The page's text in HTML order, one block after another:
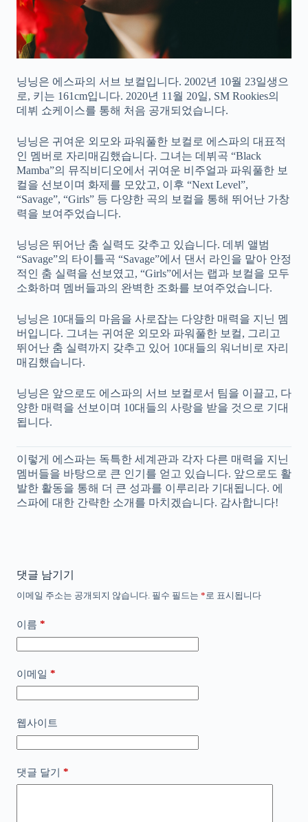
닝닝은 에스파의 서브 보컬입니다. 2002년 10월 23일생으
로, 키는 161cm입니다. 2020년 11월 20일, SM Rookies의
데뷔 쇼케이스를 통해 처음 공개되었습니다.
닝닝은 귀여운 외모와 파워풀한 보컬로 에스파의 대표적
인 멤버로 자리매김했습니다. 그녀는 데뷔곡 “Black
Mamba”의 뮤직비디오에서 귀여운 비주얼과 파워풀한 보
컬을 선보이며 화제를 모았고, 이후 “Next Level”,
“Savage”, “Girls” 등 다양한 곡의 보컬을 통해 뛰어난 가창
력을 보여주었습니다.
닝닝은 뛰어난 춤 실력도 갖추고 있습니다. 데뷔 앨범
“Savage”의 타이틀곡 “Savage”에서 댄서 라인을 맡아 안정
적인 춤 실력을 선보였고, “Girls”에서는 랩과 보컬을 모두
소화하며 멤버들과의 완벽한 조화를 보여주었습니다.
닝닝은 10대들의 마음을 사로잡는 다양한 매력을 지닌 멤
버입니다. 그녀는 귀여운 외모와 파워풀한 보컬, 그리고
뛰어난 춤 실력까지 갖추고 있어 10대들의 워너비로 자리
매김했습니다.
닝닝은 앞으로도 에스파의 서브 보컬로서 팀을 이끌고, 다
양한 매력을 선보이며 10대들의 사랑을 받을 것으로 기대
됩니다.
이렇게 에스파는 독특한 세계관과 각자 다른 매력을 지닌
멤버들을 바탕으로 큰 인기를 얻고 있습니다. 앞으로도 활
발한 활동을 통해 더 큰 성과를 이루리라 기대됩니다. 에
스파에 대한 간략한 소개를 마치겠습니다. 감사합니다!
댓글 남기기
이메일 주소는 공개되지 않습니다. 필수 필드는 *로 표시됩니다
이름 *
이메일 *
웹사이트
댓글 달기 *